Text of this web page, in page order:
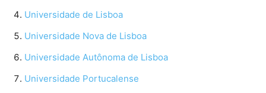
Universidade de Lisboa
Universidade Nova de Lisboa
Universidade Autônoma de Lisboa
Universidade Portucalense